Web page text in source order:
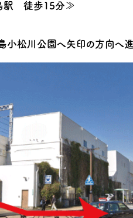
駅 徒歩15分≫
松川公園へ矢印の方向へ進